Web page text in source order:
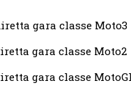
gara classe Moto3
gara classe Moto2
gara classe